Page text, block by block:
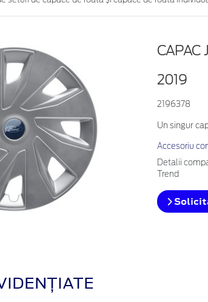
CAPAC
2019
2196378
Un singur
Accesoriu
Detalii
Trend